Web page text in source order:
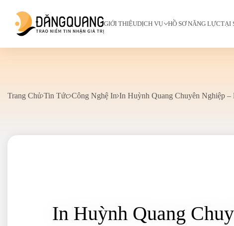
GIỚI THIỆUDỊCH VỤ HỒ SƠ NĂNG LỰCTẠI
Trang Chủ Tin Tức Công Nghệ In In Huỳnh Quang Chuyên Nghiệp
In Huỳnh Quang